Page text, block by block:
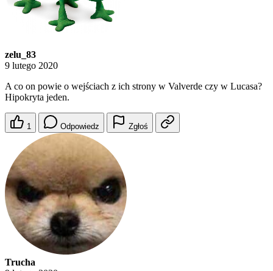
zelu_83
9 lutego 2020
A co on powie o wejściach z ich strony w Valverde czy w Lucasa?
Hipokryta jeden.
1 Odpowiedz Zgłoś
Trucha